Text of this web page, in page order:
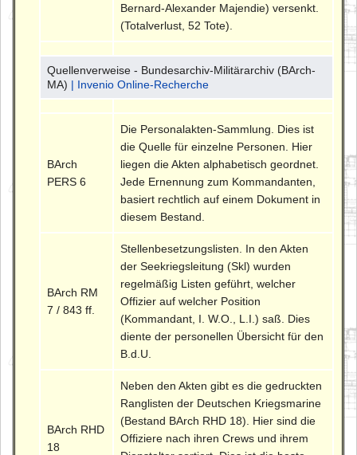
Bernard-Alexander Majendie) versenkt.
(Totalverlust, 52 Tote).
Quellenverweise - Bundesarchiv-Militärarchiv (BArch-
MA) | Invenio Online-Recherche
BArch
PERS 6
Die Personalakten-Sammlung. Dies ist
die Quelle für einzelne Personen. Hier
liegen die Akten alphabetisch geordnet.
Jede Ernennung zum Kommandanten,
basiert rechtlich auf einem Dokument in
diesem Bestand.
BArch RM
7 / 843 ff.
Stellenbesetzungslisten. In den Akten
der Seekriegsleitung (Skl) wurden
regelmäßig Listen geführt, welcher
Offizier auf welcher Position
(Kommandant, I. W.O., L.I.) saß. Dies
diente der personellen Übersicht für den
B.d.U.
BArch RHD
18
Neben den Akten gibt es die gedruckten
Ranglisten der Deutschen Kriegsmarine
(Bestand BArch RHD 18). Hier sind die
Offiziere nach ihren Crews und ihrem